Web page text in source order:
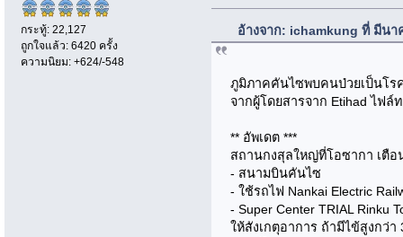
กระทู้: 22,127
ถูกใจแล้ว: 6420 ครั้ง
ความนิยม: +624/-548
อ้างจาก: ichamkung ที่ มีนา
ภูมิภาคคันไซพบคนป่วยเป็นโร
จากผู้โดยสารจาก Etihad ไฟล์
** อัพเดต ***
สถานกงสุลใหญ่ที่โอซากา เตื
- สนามบินคันไซ
- ใช้รถไฟ Nankai Electric
- Super Center TRIAL Rinku
ให้สังเกตุอาการ ถ้ามีไข้สูงกว่